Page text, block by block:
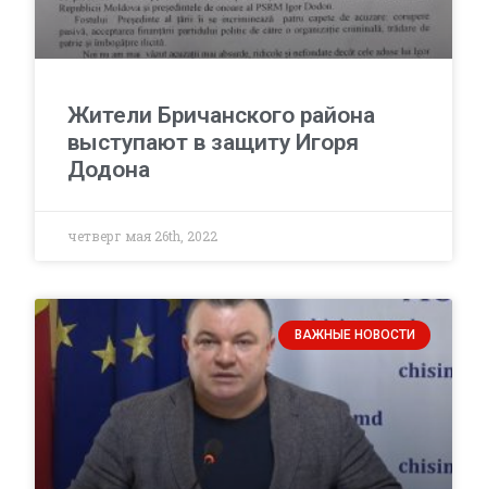
Жители Бричанского района
выступают в защиту Игоря
Додона
четверг мая 26th, 2022
ВАЖНЫЕ НОВОСТИ